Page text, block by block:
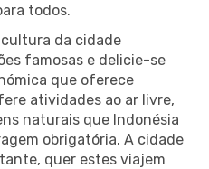
todos.
da cidade
famosas e delicie-se
que oferece
atividades ao ar livre,
naturais que Indonésia
obrigatória. A cidade
quer estes viajem